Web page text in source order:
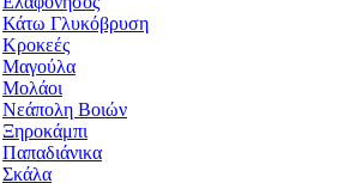
Κάτω Γλυκόβρυση
Κροκεές
Μαγούλα
Μολάοι
Νεάπολη Βοιών
Ξηροκάμπι
Παπαδιάνικα
Σκάλα